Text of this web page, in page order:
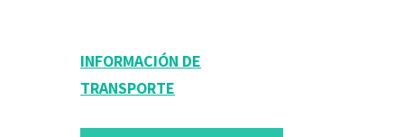
INFORMACIÓN DE
TRANSPORTE